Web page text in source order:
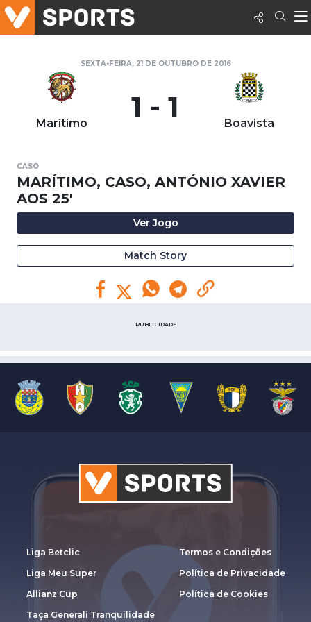
SEXTA-FEIRA, 21 DE OUTUBRO DE 2016
Marítimo 1 - 1 Boavista
CASO
MARÍTIMO, CASO, ANTÓNIO XAVIER
AOS 25'
Ver Jogo
Match Story
PUBLICIDADE
Liga Betclic
Liga Meu Super
Allianz Cup
Taça Generali Tranquilidade
Termos e Condições
Política de Privacidade
Política de Cookies